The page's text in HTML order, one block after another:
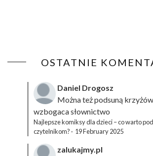
OSTATNIE
Daniel Drogosz
Można też podsuną
wzbogaca słownictwo
Najlepsze komiksy dla dzieci – co warto
czytelnikom? · 19 February 2025
zalukajmy.pl